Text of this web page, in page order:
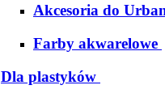
Akcesoria do
Farby akwarelowe
Dla plastyków